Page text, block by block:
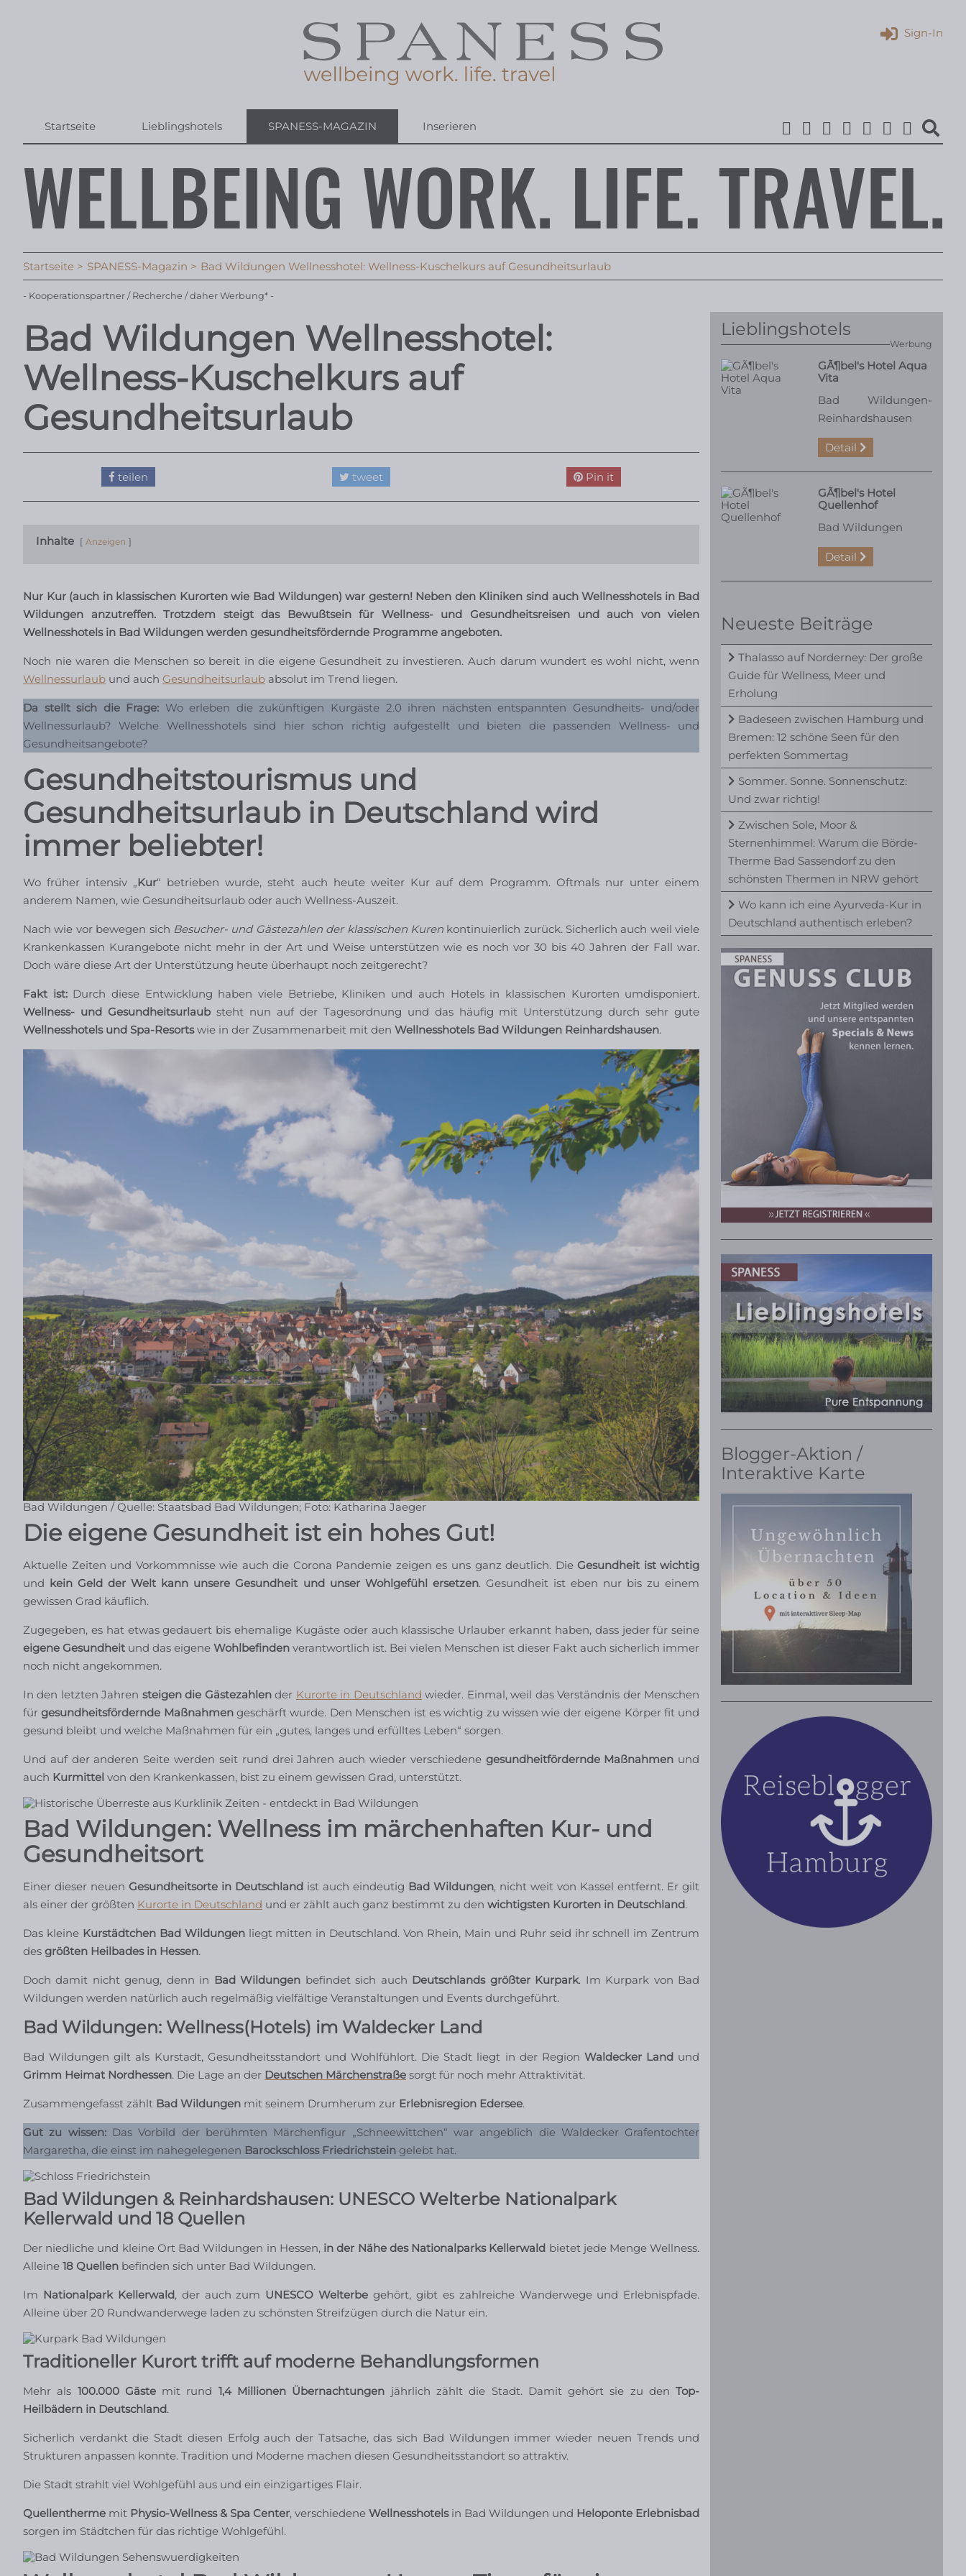
Startseite Lieblingshotels SPANESS-MAGAZIN Inserieren
Sign-In
Startseite SPANESS-Magazin Bad Wildungen Wellnesshotel: Wellness-Kuschelkurs auf Gesundheitsurlaub
- Kooperationspartner / Recherche / daher Werbung* -
Bad Wildungen Wellnesshotel:
Wellness-Kuschelkurs auf
Gesundheitsurlaub
teilen tweet Pin it
Inhalte Anzeigen
Nur Kur (auch in klassischen Kurorten wie Bad Wildungen) war gestern! Neben den Kliniken sind auch Wellnesshotels in Bad
Wildungen anzutreffen. Trotzdem steigt das Bewußtsein für Wellness- und Gesundheitsreisen
und auch von vielen
Wellnesshotels in Bad Wildungen werden gesundheitsfördernde Programme angeboten.
Noch nie waren die Menschen so bereit in die eigene Gesundheit zu investieren. Auch darum wundert es wohl nicht, wenn
Wellnessurlaub und auch Gesundheitsurlaub absolut im Trend liegen.
Da stellt sich die Frage: Wo erleben die zukünftigen Kurgäste 2.0 ihren nächsten entspannten Gesundheits- und/oder
Wellnessurlaub? Welche Wellnesshotels sind hier schon richtig aufgestellt und bieten die passenden Wellness- und
Gesundheitsangebote?
Gesundheitstourismus und
Gesundheitsurlaub in Deutschland wird
immer beliebter!
Wo früher intensiv „Kur“ betrieben wurde, steht auch heute weiter Kur auf dem Programm. Oftmals nur unter einem
anderem Namen, wie Gesundheitsurlaub oder auch Wellness-Auszeit.
Nach wie vor bewegen sich Besucher- und Gästezahlen der klassischen Kurenkontinuierlich zurück. Sicherlich auch weil viele
Krankenkassen Kurangebote nicht mehr in der Art und Weise unterstützen wie es noch vor 30 bis 40 Jahren der Fall war.
Doch wäre diese Art der Unterstützung heute überhaupt noch zeitgerecht?
Fakt ist: Durch diese Entwicklung haben viele Betriebe, Kliniken und auch Hotels in klassischen Kurorten umdisponiert.
Wellness- und Gesundheitsurlaubsteht nun auf der Tagesordnung und das häufig mit Unterstützung durch sehr gute
Wellnesshotels und Spa-Resortswie in der Zusammenarbeit mit den Wellnesshotels Bad Wildungen Reinhardshausen.
Bad Wildungen / Quelle: Staatsbad Bad Wildungen; Foto: Katharina Jaeger
Die eigene Gesundheit ist ein hohes Gut!
Aktuelle Zeiten und Vorkommnisse wie auch die Corona Pandemie zeigen es uns ganz deutlich. DieGesundheit ist wichtig
und kein Geld der Welt kann unsere Gesundheit und unser Wohlgefühl ersetzen. Gesundheit ist eben nur bis zu einem
gewissen Grad käuflich.
Zugegeben, es hat etwas gedauert bis ehemalige Kugäste oder auch klassische Urlauber erkannt haben, dass jeder für seine
eigene Gesundheit und das eigeneWohlbefinden verantwortlich ist. Bei vielen Menschen ist dieser Fakt auch sicherlich immer
noch nicht angekommen.
In den letzten Jahren steigen die Gästezahlender Kurorte in Deutschland wieder. Einmal, weil das Verständnis der Menschen
fürgesundheitsfördernde Maßnahmengeschärft wurde. Den Menschen ist es wichtig zu wissen wie der eigene Körper fit und
gesund bleibt und welche Maßnahmen für ein „gutes, langes und erfülltes Leben“ sorgen.
Und auf der anderen Seite werden seit rund drei Jahren auch wieder verschiedene gesundheitfördernde Maßnahmen und
auch Kurmittel von den Krankenkassen, bist zu einem gewissen Grad, unterstützt.
Bad Wildungen: Wellness im märchenhaften Kur- und
Gesundheitsort
Einer dieser neuenGesundheitsorte in Deutschland ist auch eindeutig Bad Wildungen, nicht weit von Kassel entfernt. Er gilt
als einer der größten Kurorte in Deutschland und er zählt auch ganz bestimmt zu den wichtigsten Kurorten in Deutschland.
Das kleine Kurstädtchen Bad Wildungenliegt mitten in Deutschland. Von Rhein, Main und Ruhr seid ihr schnell im Zentrum
des größten Heilbades in Hessen.
Doch damit nicht genug, denn in Bad Wildungen befindet sich auch Deutschlands größter Kurpark. Im Kurpark von Bad
Wildungen werden natürlich auch regelmäßig vielfältige Veranstaltungen und Events durchgeführt.
Bad Wildungen: Wellness(Hotels) im Waldecker Land
Bad Wildungen gilt als Kurstadt, Gesundheitsstandort und Wohlfühlort. Die Stadt liegt in der Region Waldecker Land und
Grimm Heimat Nordhessen. Die Lage an der Deutschen Märchenstraße sorgt für noch mehr Attraktivität.
Zusammengefasst zählt Bad Wildungen mit seinem Drumherum zur Erlebnisregion Edersee.
Gut zu wissen:Das Vorbild der berühmten Märchenfigur „Schneewittchen“ war angeblich die Waldecker Grafentochter
Margaretha, die einst im nahegelegenen Barockschloss Friedrichstein gelebt hat.
Bad Wildungen & Reinhardshausen: UNESCO Welterbe Nationalpark
Kellerwald und 18 Quellen
Der niedliche und kleine Ort Bad Wildungen in Hessen, in der Nähe des Nationalparks Kellerwald bietet jede Menge Wellness.
Alleine 18 Quellen befinden sich unter Bad Wildungen.
Im Nationalpark Kellerwald, der auch zum UNESCO Welterbe gehört, gibt es zahlreiche Wanderwege und Erlebnispfade.
Alleine über 20 Rundwanderwege laden zu schönsten Streifzügen durch die Natur ein.
Traditioneller Kurort trifft auf moderne Behandlungsformen
Mehr als 100.000 Gästemit rund 1,4 Millionen Übernachtungen jährlich zählt die Stadt. Damit gehört sie zu denTop-
Heilbädern in Deutschland.
Sicherlich verdankt die Stadt diesen Erfolg auch der Tatsache, das sich Bad Wildungen immer wieder neuen Trends und
Strukturen anpassen konnte. Tradition und Moderne machen diesen Gesundheitsstandort so attraktiv.
Die Stadt strahlt viel Wohlgefühl aus und ein einzigartiges Flair.
Quellentherme mit Physio-Wellness & Spa Center, verschiedeneWellnesshotelsin Bad Wildungen und Heloponte Erlebnisbad
sorgen im Städtchen für das richtige Wohlgefühl.
Werbung
Lieblingshotels
GÃ¶bel's Hotel Aqua
Vita
Bad Wildungen-
Reinhardshausen
Detail
GÃ¶bel's Hotel
Quellenhof
Bad Wildungen
Detail
Neueste Beiträge
Thalasso auf Norderney: Der große
Guide für Wellness, Meer und
Erholung
Badeseen zwischen Hamburg und
Bremen: 12 schöne Seen für den
perfekten Sommertag
Sommer. Sonne. Sonnenschutz:
Und zwar richtig!
Zwischen Sole, Moor &
Sternenhimmel: Warum die Börde-
Therme Bad Sassendorf zu den
schönsten Thermen in NRW gehört
Wo kann ich eine Ayurveda-Kur in
Deutschland authentisch erleben?
Blogger-Aktion /
Interaktive Karte